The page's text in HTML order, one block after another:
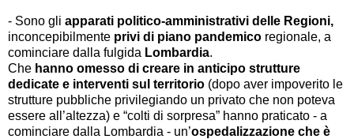
- Sono gli apparati politico-amministrativi delle Regioni,
inconcepibilmente privi di piano pandemico regionale, a
cominciare dalla fulgida Lombardia.
Che hanno omesso di creare in anticipo strutture
dedicate e interventi sul territorio (dopo aver impoverito le
strutture pubbliche privilegiando un privato che non poteva
essere all’altezza) e “colti di sorpresa” hanno praticato - a
cominciare dalla Lombardia - un’ospedalizzazione che è